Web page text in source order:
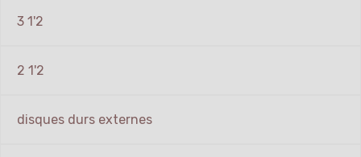
3 1'2
2 1'2
disques durs externes